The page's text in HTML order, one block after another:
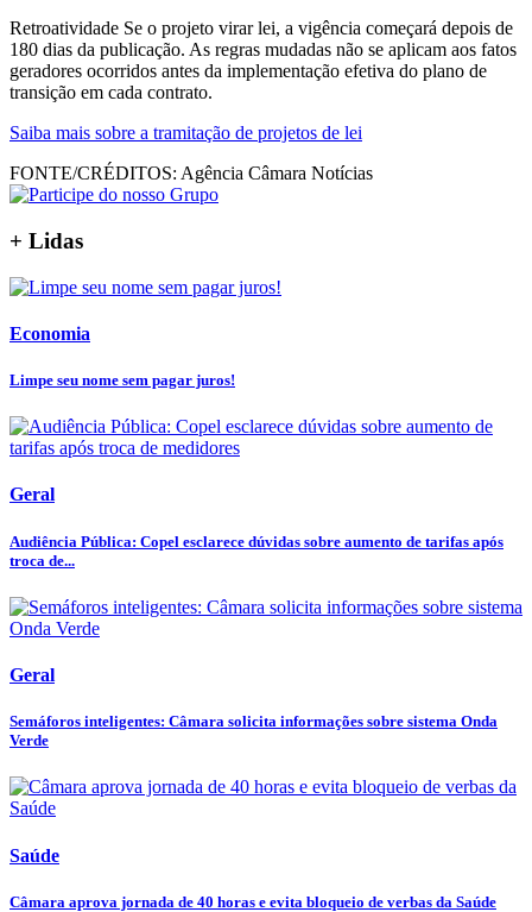
Retroatividade Se o projeto virar lei, a vigência começará depois de
180 dias da publicação. As regras mudadas não se aplicam aos fatos
geradores ocorridos antes da implementação efetiva do plano de
transição em cada contrato.
Saiba mais sobre a tramitação de projetos de lei
FONTE/CRÉDITOS: Agência Câmara Notícias
+ Lidas
Economia
Limpe seu nome sem pagar juros!
Geral
Audiência Pública: Copel esclarece dúvidas sobre aumento de tarifas após
troca de...
Geral
Semáforos inteligentes: Câmara solicita informações sobre sistema Onda
Verde
Saúde
Câmara aprova jornada de 40 horas e evita bloqueio de verbas da Saúde